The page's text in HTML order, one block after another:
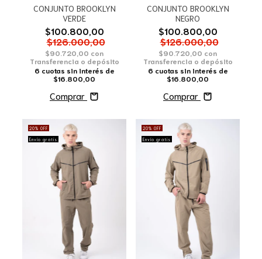
CONJUNTO BROOKLYN
VERDE
$100.800,00
$126.000,00
$90.720,00 con
Transferencia o depósito
6 cuotas sin interés de
$16.800,00
Comprar
CONJUNTO BROOKLYN
NEGRO
$100.800,00
$126.000,00
$90.720,00 con
Transferencia o depósito
6 cuotas sin interés de
$16.800,00
Comprar
20% OFF
Envío gratis
20% OFF
Envío gratis